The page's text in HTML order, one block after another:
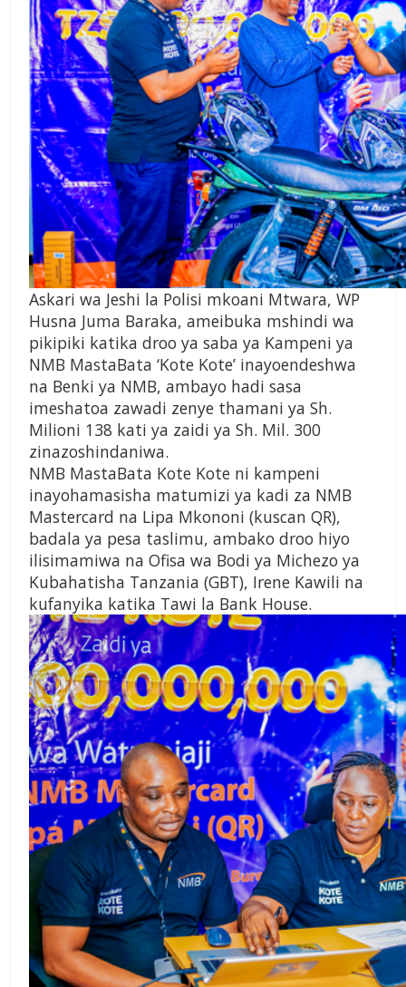
Askari wa Jeshi la Polisi mkoani Mtwara, WP
Husna Juma Baraka, ameibuka mshindi wa
pikipiki katika droo ya saba ya Kampeni ya
NMB MastaBata ‘Kote Kote’ inayoendeshwa
na Benki ya NMB, ambayo hadi sasa
imeshatoa zawadi zenye thamani ya Sh.
Milioni 138 kati ya zaidi ya Sh. Mil. 300
zinazoshindaniwa.
NMB MastaBata Kote Kote ni kampeni
inayohamasisha matumizi ya kadi za NMB
Mastercard na Lipa Mkononi (kuscan QR),
badala ya pesa taslimu, ambako droo hiyo
ilisimamiwa na Ofisa wa Bodi ya Michezo ya
Kubahatisha Tanzania (GBT), Irene Kawili na
kufanyika katika Tawi la Bank House.